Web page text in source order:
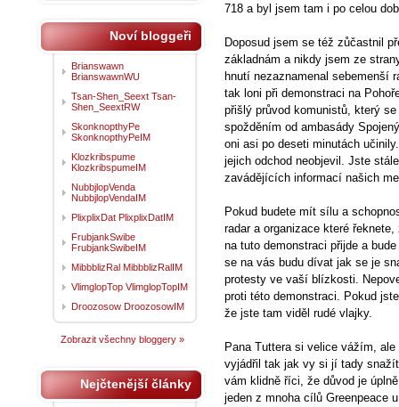
718 a byl jsem tam i po celou
Doposud jsem se též zůčastnil
základnám a nikdy jsem ze
hnutí nezaznamenal sebemenší
tak loni při demonstraci na
přišlý průvod komunistů, který
spožděním od ambasády
oni asi po deseti minutách
jejich odchod neobjevil. Jste
zavádějících informací našich
Pokud budete mít sílu a
radar a organizace které
na tuto demonstraci přijde a
se na vás budu dívat jak se je
protesty ve vaší blízkosti.
proti této demonstraci. Pokud
že jste tam viděl rudé vlajky.
Pana Tuttera si velice vážím,
vyjádřil tak jak vy si jí tady
vám klidně říci, že důvod je
jeden z mnoha cílů Greenpeace
Noví bloggeři
Brianswawn
BrianswawnWU
Tsan-Shen_Seext Tsan-
Shen_SeextRW
SkonknopthyPe
SkonknopthyPeIM
Klozkribspume
KlozkribspumeIM
NubbjlopVenda
NubbjlopVendaIM
PlixplixDat PlixplixDatIM
FrubjankSwibe
FrubjankSwibeIM
MibbblizRal MibbblizRalIM
VlimglopTop VlimglopTopIM
Droozosow DroozosowIM
Zobrazit všechny bloggery »
Nejčtenější články